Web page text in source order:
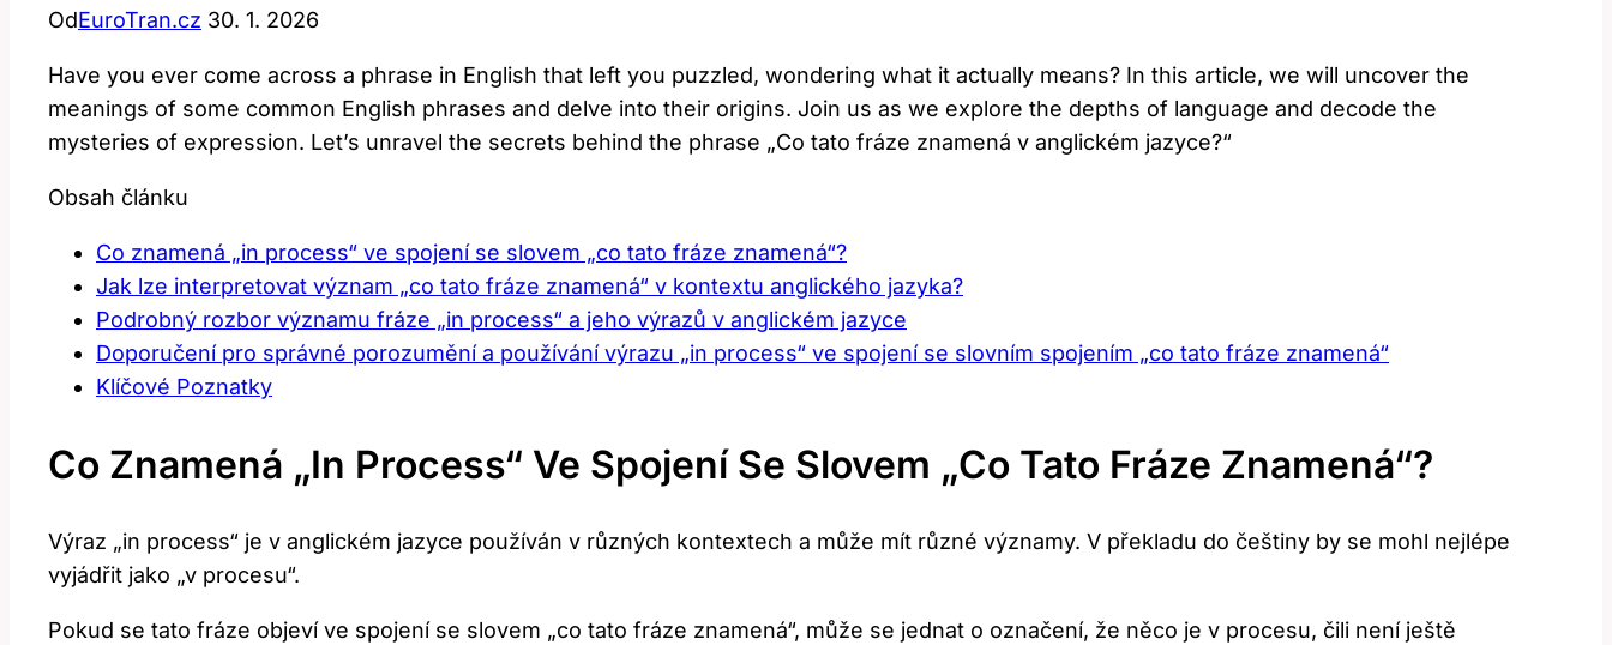
OdEuroTran.cz 30. 1. 2026
Have you ever come across a phrase in English that left you puzzled, wondering what it actually means? In this article, we will uncover the
meanings of some common English phrases and delve into their origins. Join us as we explore the depths of language and decode the
mysteries of expression. Let’s unravel the secrets behind the phrase „Co tato fráze znamená v anglickém jazyce?“
Obsah článku
Co znamená „in process“ ve spojení se slovem „co tato fráze znamená“?
Jak lze interpretovat význam „co tato fráze znamená“ v kontextu anglického jazyka?
Podrobný rozbor významu fráze „in process“ a jeho výrazů v anglickém jazyce
Doporučení pro správné porozumění a používání výrazu „in process“ ve spojení se slovním spojením „co tato fráze znamená“
Klíčové Poznatky
Co Znamená „in Process“ Ve Spojení Se Slovem „co Tato Fráze Znamená“?
Výraz „in process“ je v anglickém jazyce používán v různých kontextech a může mít různé významy. V překladu do češtiny by se mohl nejlépe
vyjádřit jako „v procesu“.
Pokud se tato fráze objeví ve spojení se slovem „co tato fráze znamená“, může se jednat o označení, že něco je v procesu, čili není ještě